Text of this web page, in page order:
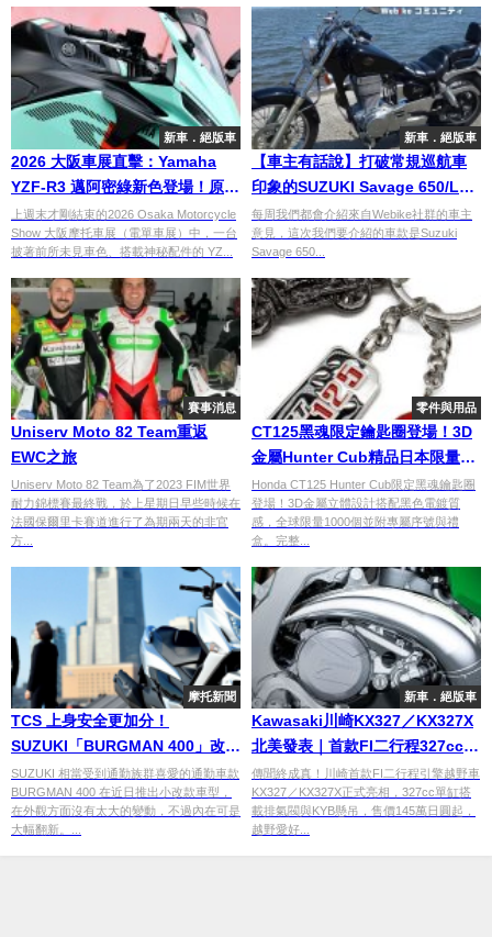
新車．絕版車
2026 大阪車展直擊：Yamaha
YZF-R3 邁阿密綠新色登場！原廠
碳纖維定風翼改裝配件同步亮相
上週末才剛結束的2026 Osaka Motorcycle
Show 大阪摩托車展（電單車展）中，一台
披著前所未見車色、搭載神秘配件的 YZ...
新車．絕版車
【車主有話說】打破常規巡航車
印象的SUZUKI Savage 650/LS
650
每周我們都會介紹來自Webike社群的車主
意見，這次我們要介紹的車款是Suzuki
Savage 650...
賽事消息
Uniserv Moto 82 Team重返
EWC之旅
Uniserv Moto 82 Team為了2023 FIM世界
耐力錦標賽最終戰，於上星期日早些時候在
法國保爾里卡賽道進行了為期兩天的非官
方...
零件與用品
CT125黑魂限定鑰匙圈登場！3D
金屬Hunter Cub精品日本限量開
賣
Honda CT125 Hunter Cub限定黑魂鑰匙圈
登場！3D金屬立體設計搭配黑色電鍍質
感，全球限量1000個並附專屬序號與禮
盒。完整...
摩托新聞
TCS 上身安全更加分！
SUZUKI「BURGMAN 400」改款
升級
SUZUKI 相當受到通勤族群喜愛的通勤車款
BURGMAN 400 在近日推出小改款車型，
在外觀方面沒有太大的變動，不過內在可是
大幅翻新。...
新車．絕版車
Kawasaki川崎KX327／KX327X
北美發表｜首款FI二行程327cc越
野車售價145萬日圓起
傳聞終成真！川崎首款FI二行程引擎越野車
KX327／KX327X正式亮相，327cc單缸搭
載排氣閥與KYB懸吊，售價145萬日圓起，
越野愛好...